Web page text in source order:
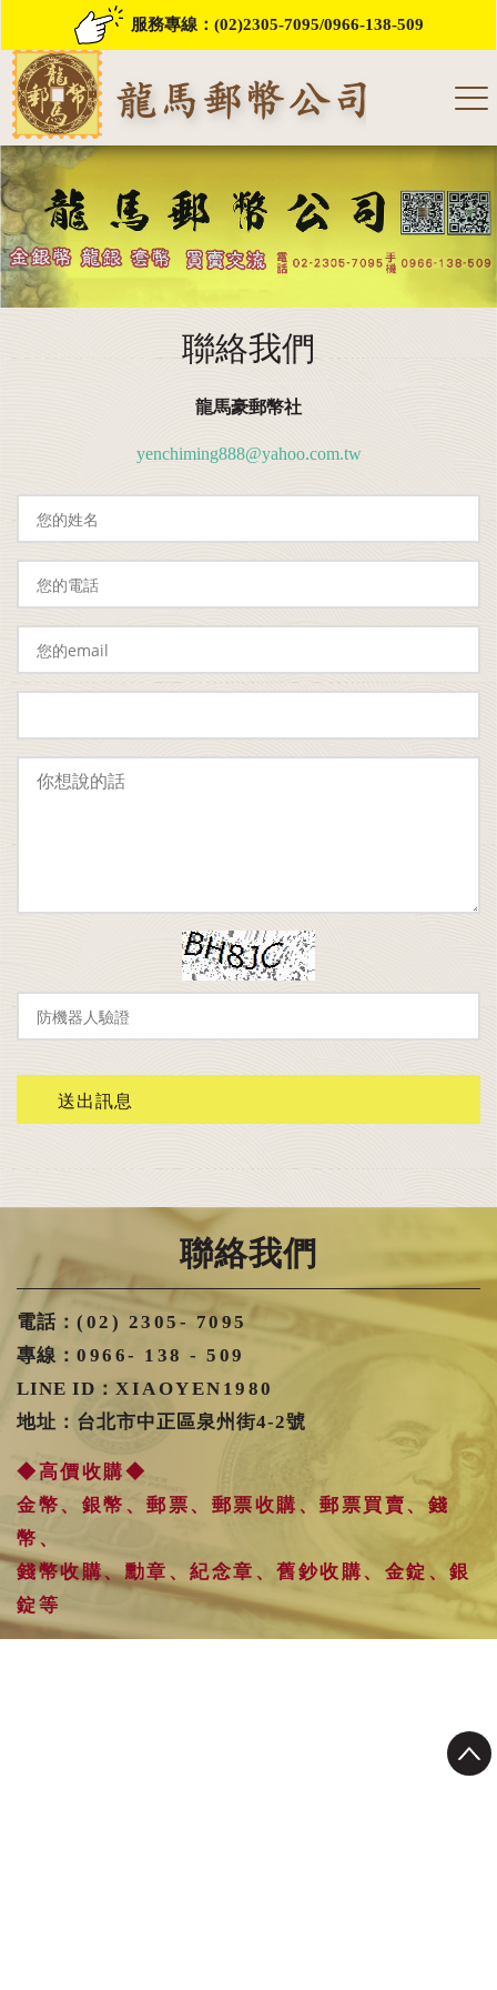
服務專線：(02)2305-7095/0966-138-509
聯絡我們
龍馬豪郵幣社
yenchiming888@yahoo.com.tw
聯絡我們
電話： (02) 2305- 7095
專線： 0966- 138 - 509
LINE ID： XIAOYEN1980
地址：台北市中正區泉州街4-2號
◆高價收購◆
金幣、銀幣、郵票、郵票收購、郵票買賣、錢
幣、
錢幣收購、勳章、紀念章、舊鈔收購、金錠、銀
錠等